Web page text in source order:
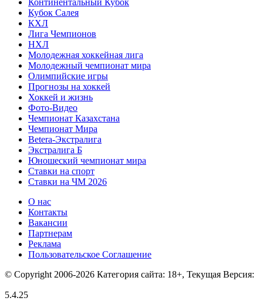
Континентальный Кубок
Кубок Салея
КХЛ
Лига Чемпионов
НХЛ
Молодежная хоккейная лига
Молодежный чемпионат мира
Олимпийские игры
Прогнозы на хоккей
Хоккей и жизнь
Фото-Видео
Чемпионат Казахстана
Чемпионат Мира
Betera-Экстралига
Экстралига Б
Юношеский чемпионат мира
Ставки на спорт
Ставки на ЧМ 2026
О нас
Контакты
Вакансии
Партнерам
Реклама
Пользовательское Соглашение
© Copyright 2006-2026 Категория сайта: 18+, Текущая Версия:
5.4.25